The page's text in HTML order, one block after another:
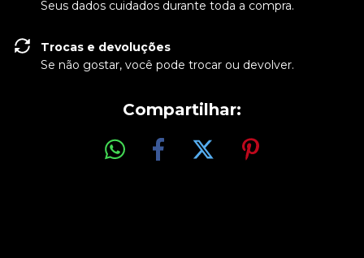
Seus dados cuidados durante toda a compra.
Trocas e devoluções
Se não gostar, você pode trocar ou devolver.
Compartilhar: